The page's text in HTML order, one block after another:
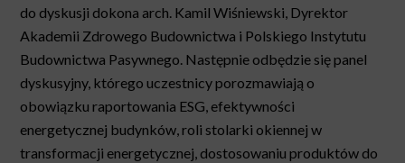
do dyskusji dokona arch. Kamil Wiśniewski, Dyrektor
Akademii Zdrowego Budownictwa i Polskiego Instytutu
Budownictwa Pasywnego. Następnie odbędzie się panel
dyskusyjny, którego uczestnicy porozmawiają o
obowiązku raportowania ESG, efektywności
energetycznej budynków, roli stolarki okiennej w
transformacji energetycznej, dostosowaniu produktów do